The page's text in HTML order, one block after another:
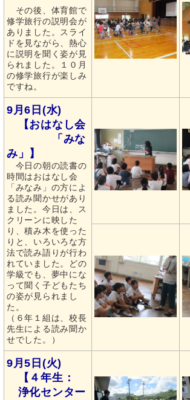
その後、体育館で
修学旅行の説明会が
ありました。スライ
ドを見ながら、熱心
に説明を聞く姿が見
られました。１０月
の修学旅行が楽しみ
ですね。
9月6日(水)
【おはなし会
「みな
み」】
今日の朝の読書の
時間はおはなし会
「みなみ」の方によ
る読み聞かせがあり
ました。今日は、ス
クリーンに映した
り、積み木を使った
りと、いろいろな方
法で読み語りが行わ
れていました。どの
学級でも、夢中にな
って聞く子どもたち
の姿が見られまし
た。
（６年１組は、校長
先生による読み聞か
せでした。）
9月5日(火)
【４年生：
浄化センター